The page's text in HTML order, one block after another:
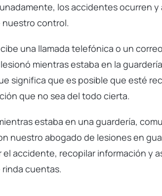
los accidentes ocurren
control.
una llamada telefónica o un
mientras estaba en la
significa que es posible que esté
que no sea del todo cierta.
estaba en una guardería,
nuestro abogado de lesiones en
el accidente, recopilar información y
cuentas.